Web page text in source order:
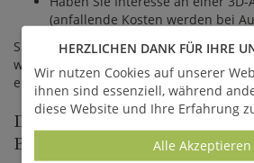
(anfallende Kosten werden bei
Sie erhalten eine individuelle 2D
wir mit Ihnen eine Wellnessoase, die
entspricht.
DIE
BLICK
HERZLICHEN DANK FÜR IHRE
Wir nutzen Cookies auf unserer
ihnen sind essenziell, während
diese Website und Ihre Erfahrung
Alle Akzeptieren